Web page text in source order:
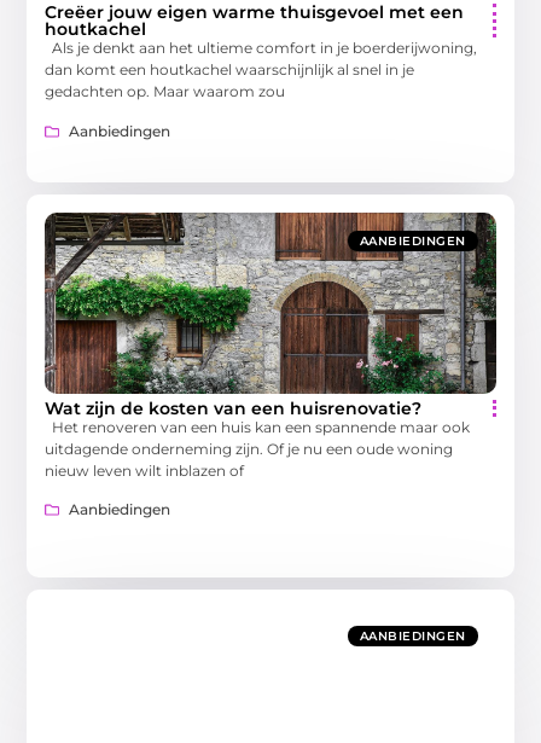
Creëer jouw eigen warme thuisgevoel met een
houtkachel
Als je denkt aan het ultieme comfort in je boerderijwoning,
dan komt een houtkachel waarschijnlijk al snel in je
gedachten op. Maar waarom zou
Aanbiedingen
AANBIEDINGEN
Wat zijn de kosten van een huisrenovatie?
Het renoveren van een huis kan een spannende maar ook
uitdagende onderneming zijn. Of je nu een oude woning
nieuw leven wilt inblazen of
Aanbiedingen
AANBIEDINGEN